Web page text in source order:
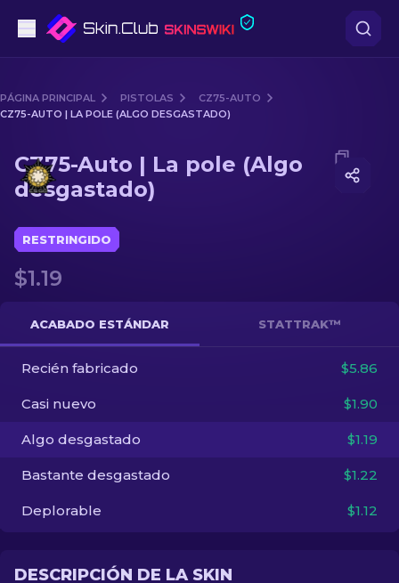
Gama media
Fusiles
Cuchillos
Cajas
ES
PÁGINA PRINCIPAL PISTOLAS
CZ75-AUTO
CZ75-AUTO | LA POLE (ALGO DESGASTADO)
Media of CZ75-Auto | La pole (Algo desgastado)
CZ75-Auto | La pole (Algo
desgastado)
RESTRINGIDO
$1.19
ACABADO ESTÁNDAR STATTRAK™
Recién fabricado $5.86
Casi nuevo $1.90
Algo desgastado $1.19
Bastante desgastado $1.22
Deplorable $1.12
DESCRIPCIÓN DE LA SKIN